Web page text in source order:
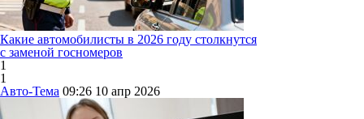
Какие автомобилисты в 2026 году столкнутся
с заменой госномеров
1
1
Авто-Тема 09:26 10 апр 2026